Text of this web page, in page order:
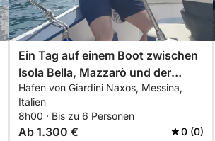
Ein Tag auf einem Boot zwischen
Isola Bella, Mazzarò und der
Bucht der Sirenen.
Hafen von Giardini Naxos, Messina,
Italien
8h00 · Bis zu 6 Personen
Ab 1.300 € 0 (0)